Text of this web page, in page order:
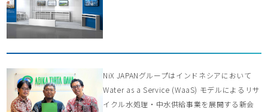
NiX JAPANグループはインドネシアにおいて
Water as a Service (WaaS) モデルによるリサ
イクル水処理・中水供給事業を展開する新会